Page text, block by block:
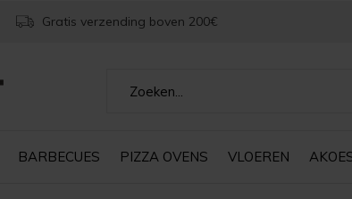
BARBECUES PIZZA OVENS VLOEREN
Gratis verzending boven 200€